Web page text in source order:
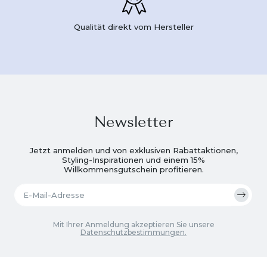
Qualität direkt vom Hersteller
Newsletter
Jetzt anmelden und von exklusiven Rabattaktionen,
Styling-Inspirationen und einem 15%
Willkommensgutschein profitieren.
Mit Ihrer Anmeldung akzeptieren Sie unsere
Datenschutzbestimmungen.